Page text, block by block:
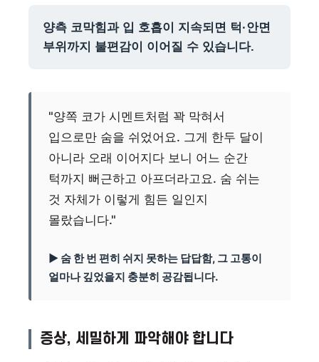
양측 코막힘과 입 호흡이 지속되면 턱·안면
부위까지 불편감이 이어질 수 있습니다.
"양쪽 코가 시멘트처럼 꽉 막혀서
입으로만 숨을 쉬었어요. 그게 한두 달이
아니라 오래 이어지다 보니 어느 순간
턱까지 뻐근하고 아프더라고요. 숨 쉬는
것 자체가 이렇게 힘든 일인지
몰랐습니다."
▶ 숨 한 번 편히 쉬지 못하는 답답함, 그 고통이
얼마나 깊었을지 충분히 공감됩니다.
증상, 세밀하게 파악해야 합니다